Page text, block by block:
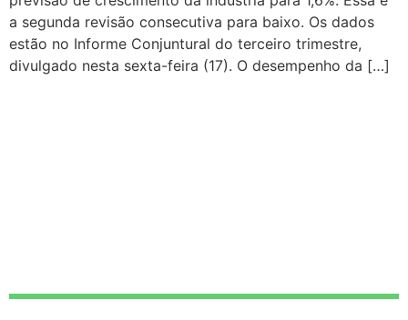
a segunda revisão consecutiva para baixo. Os dados
estão no Informe Conjuntural do terceiro trimestre,
divulgado nesta sexta-feira (17). O desempenho da […]